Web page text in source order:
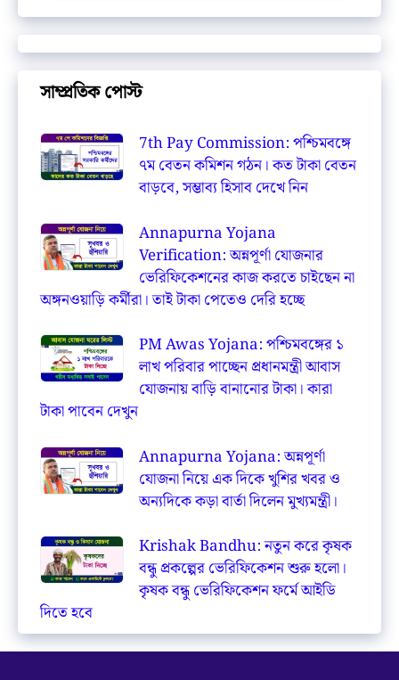
সাম্প্রতিক পোস্ট
7th Pay Commission: পশ্চিমবঙ্গে
৭ম বেতন কমিশন গঠন। কত টাকা বেতন
বাড়বে, সম্ভাব্য হিসাব দেখে নিন
Annapurna Yojana
Verification: অন্নপূর্ণা যোজনার
ভেরিফিকেশনের কাজ করতে চাইছেন না
অঙ্গনওয়াড়ি কর্মীরা। তাই টাকা পেতেও দেরি হচ্ছে
PM Awas Yojana: পশ্চিমবঙ্গের ১
লাখ পরিবার পাচ্ছেন প্রধানমন্ত্রী আবাস
যোজনায় বাড়ি বানানোর টাকা। কারা
টাকা পাবেন দেখুন
Annapurna Yojana: অন্নপূর্ণা
যোজনা নিয়ে এক দিকে খুশির খবর ও
অন্যদিকে কড়া বার্তা দিলেন মুখ্যমন্ত্রী।
Krishak Bandhu: নতুন করে কৃষক
বন্ধু প্রকল্পের ভেরিফিকেশন শুরু হলো।
কৃষক বন্ধু ভেরিফিকেশন ফর্মে আইডি
দিতে হবে